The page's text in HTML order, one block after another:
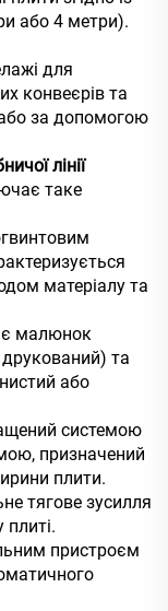
або 4 метри).
для
конвеєрів та
за допомогою
лінії
таке
матеріалу та
малюнок
та
або
системою
призначений
плити.
тягове зусилля
пристроєм